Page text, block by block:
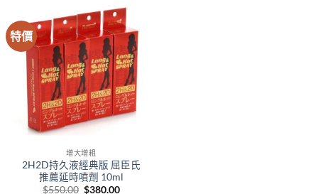
特價
增大增粗
2H2D持久液經典版 屈臣氏
推薦延時噴劑 10ml
$550.00 Original
$380.00Current